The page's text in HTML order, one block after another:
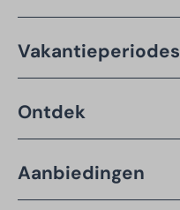
Vakantieperiodes
Ontdek
Aanbiedingen